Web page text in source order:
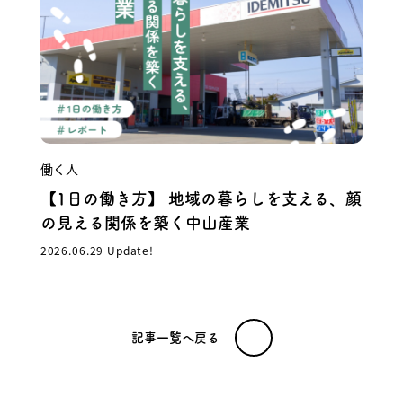
働く人
【1日の働き方】 地域の暮らしを支える、顔
の見える関係を築く中山産業
2026.06.29 Update!
記事一覧へ戻る